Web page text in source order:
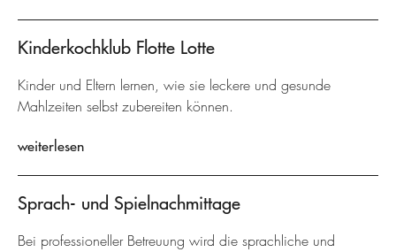
Kinderkochklub Flotte Lotte
Kinder und Eltern lernen, wie sie leckere und gesunde
Mahlzeiten selbst zubereiten können.
weiterlesen
Sprach- und Spielnachmittage
Bei professioneller Betreuung wird die sprachliche und